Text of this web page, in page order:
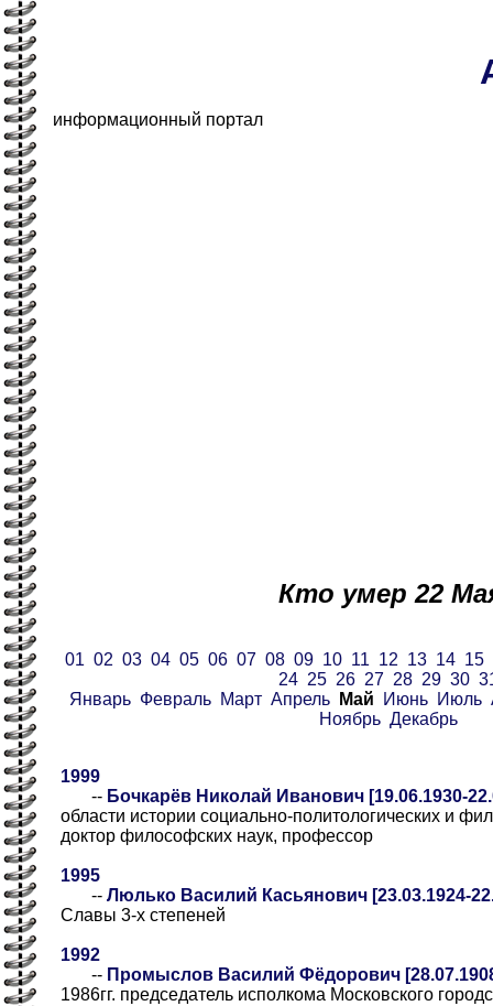
информационный портал
Кто умер 22
01 02 03 04 05 06 07 08 09 10 11 12 13 14 15
24 25 26 27 28 29 30
Январь Февраль Март Апрель Май Июнь Июль
Ноябрь Декабрь
1999
-- Бочкарёв Николай Иванович [19.06.1930-
области истории социально-политологических и
доктор философских наук, профессор
1995
-- Люлько Василий Касьянович [23.03.1924-
Славы 3-х степеней
1992
-- Промыслов Василий Фёдорович
1986гг. председатель исполкома Московского